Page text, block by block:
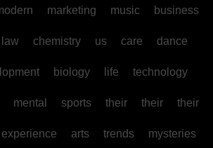
marketing music business
law chemistry us care dance
biology life technology
mental sports their their their
experience arts trends mysteries